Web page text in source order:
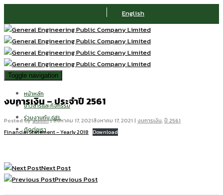
English
Toggle navigation
หน้าหลัก
ข่าวสารและกิจกรรม
ร่วมงานกับ GEL
ติดต่อเรา
งบการเงิน – ประจำปี 2561
Posted byadmin|สิงหาคม 17, 2021สิงหาคม 17, 2021 | งบการเงิน,ปี 2561
Financial Statement – Yearly 2018 Download
Next Post
Previous Post